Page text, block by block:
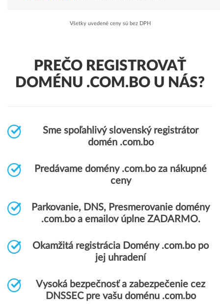
Všetky uvedené ceny sú bez DPH
PREČO REGISTROVAŤ
DOMÉNU .COM.BO U NÁS?
Sme spoľahlivý slovenský registrátor
domén .com.bo
Predávame domény .com.bo za nákupné
ceny
Parkovanie, DNS, Presmerovanie domény
.com.bo a emailov úplne ZADARMO.
Okamžitá registrácia Domény .com.bo po
jej uhradení
Vysoká bezpečnosť a zabezpečenie cez
DNSSEC pre vašu doménu .com.bo